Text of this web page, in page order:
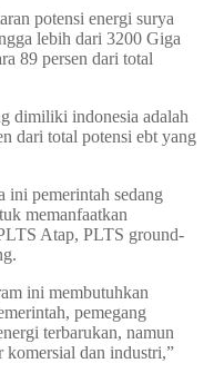
potensi energi surya
lebih dari 3200 Giga
89 persen dari total
dimiliki indonesia adalah
dari total potensi ebt yang
pemerintah sedang
memanfaatkan
Atap, PLTS ground-
ini membutuhkan
pemegang
terbarukan, namun
komersial dan industri,”